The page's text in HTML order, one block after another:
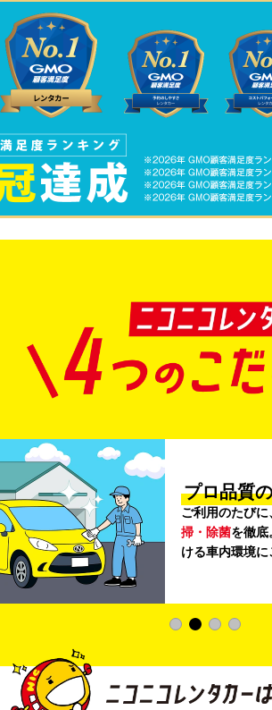
プロ品質の
ご利用のたびに
掃・除菌を徹
ける車内環境に